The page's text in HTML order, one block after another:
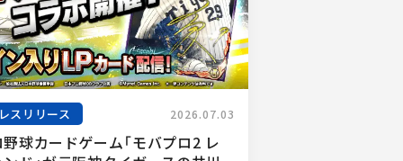
スリリース 2026.07.03
野球カードゲーム「モバプロ2 レ